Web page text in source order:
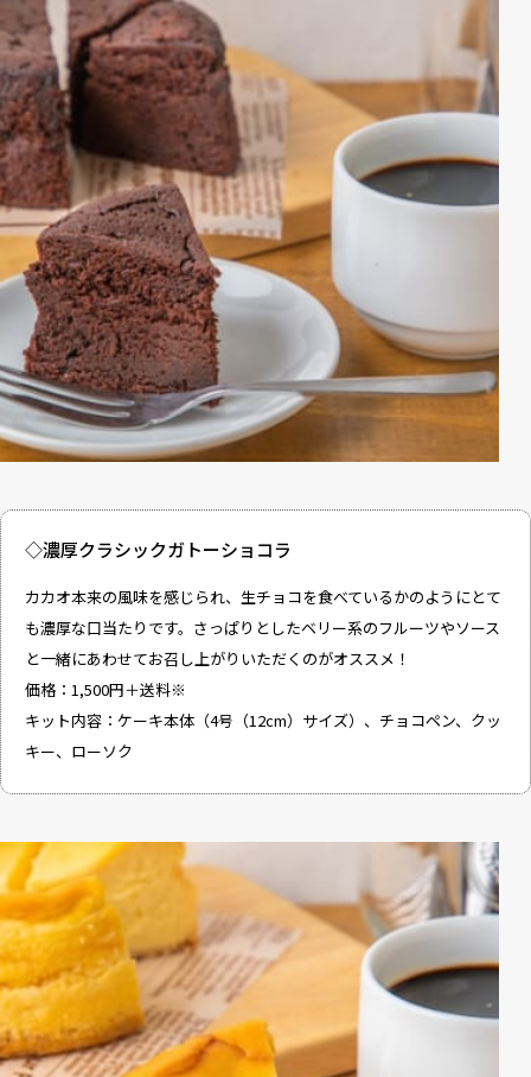
◇濃厚クラシックガトーショコラ
カカオ本来の風味を感じられ、生チョコを食べているかのようにとて
も濃厚な口当たりです。さっぱりとしたベリー系のフルーツやソース
と一緒にあわせてお召し上がりいただくのがオススメ！
価格：1,500円＋送料※
キット内容：ケーキ本体（4号（12cm）サイズ）、チョコペン、クッ
キー、ローソク